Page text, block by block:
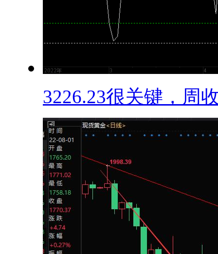
3226.23很关键，周